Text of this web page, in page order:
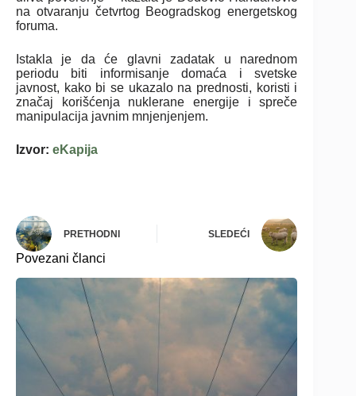
na otvaranju četvrtog Beogradskog energetskog
foruma.
Istakla je da će glavni zadatak u narednom
periodu biti informisanje domaća i svetske
javnost, kako bi se ukazalo na prednosti, koristi i
značaj korišćenja nuklerane energije i spreče
manipulacija javnim mnjenjenjem.
Izvor: eKapija
PRETHODNI SLEDEĆI
Povezani članci